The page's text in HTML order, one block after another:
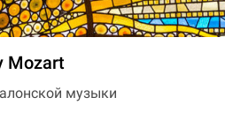
Mozart
музыки